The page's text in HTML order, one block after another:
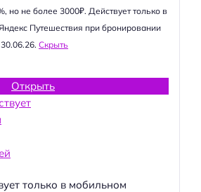
но не более 3000₽. Действует только в
Путешествия при бронировании
Скрыть
Открыть
только в мобильном